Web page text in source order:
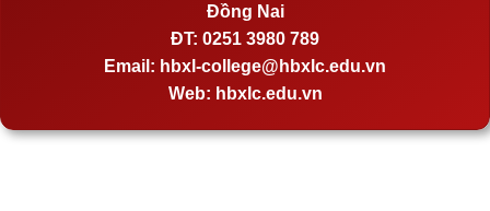
Đồng Nai
ĐT: 0251 3980 789
Email: hbxl-college@hbxlc.edu.vn
Web: hbxlc.edu.vn